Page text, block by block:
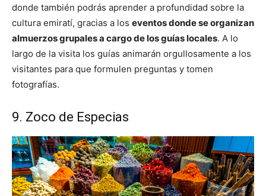
donde también podrás aprender a profundidad sobre la
cultura emiratí, gracias a los eventos donde se organizan
almuerzos grupales a cargo de los guías locales. A lo
largo de la visita los guías animarán orgullosamente a los
visitantes para que formulen preguntas y tomen
fotografías.
9. Zoco de Especias